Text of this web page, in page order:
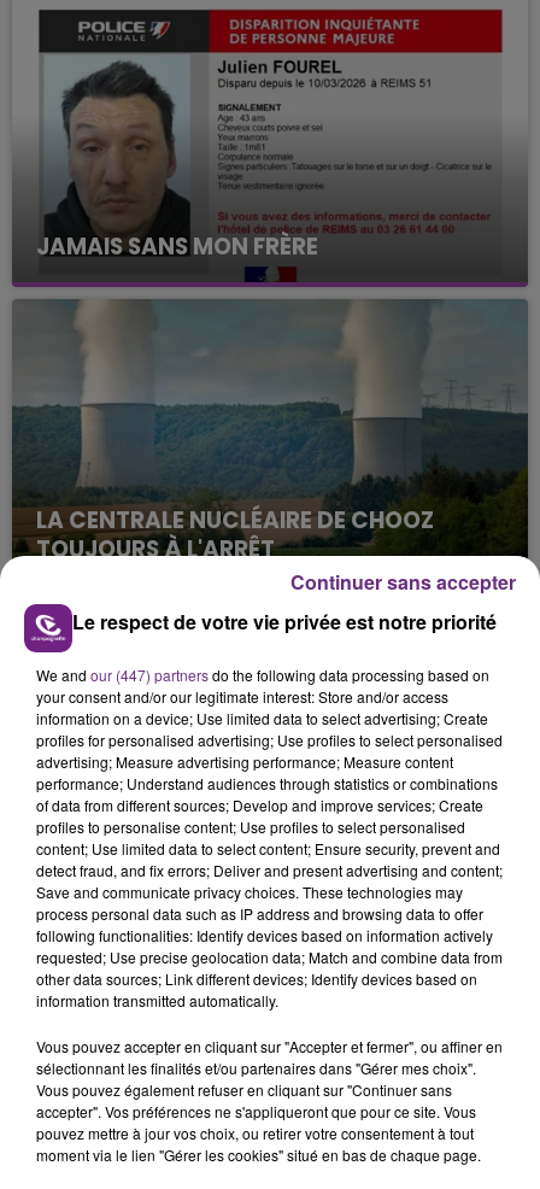
JAMAIS SANS MON FRÈRE
Julien Fourel n'a plus donné signé de vie depuis 5
mois. Sa sœur poursuit ses recherches pour le
retrouver.
LA CENTRALE NUCLÉAIRE DE CHOOZ
TOUJOURS À L'ARRÊT
Cela fait déjà une semaine que la centrale
nucléaire ardennaise est à l'arrêt. Une situation
justifiée par la sécheresse intense qui est toujours
présente.
TITRES DIFFUSÉS
14h22
14h22
MYLES SMITH & NIALL HORAN
Drive Safe
14h19
14h19
FRERO DELAVEGA
14h16
14h16 14h13
14h13
Le respect de votre vie privée est notre priorité
We and our (447) partnersdo the following data processing based on
your consent and/or our legitimate interest: Store and/or access
information on a device; Use limited data to select advertising; Create
profiles for personalised advertising; Use profiles to select personalised
advertising; Measure advertising performance; Measure content
performance; Understand audiences through statistics or combinations
of data from different sources; Develop and improve services; Create
profiles to personalise content; Use profiles to select personalised
content; Use limited data to select content; Ensure security, prevent and
detect fraud, and fix errors; Deliver and present advertising and content;
Save and communicate privacy choices. These technologies may
process personal data such as IP address and browsing data to offer
following functionalities: Identify devices based on information actively
requested; Use precise geolocation data; Match and combine data from
other data sources; Link different devices; Identify devices based on
information transmitted automatically.
Vous pouvez accepter en cliquant sur "Accepter et fermer", ou affiner en
sélectionnant les finalités et/ou partenaires dans "Gérer mes choix".
Vous pouvez également refuser en cliquant sur "Continuer sans
accepter". Vos préférences ne s'appliqueront que pour ce site. Vous
pouvez mettre à jour vos choix, ou retirer votre consentement à tout
moment via le lien "Gérer les cookies" situé en bas de chaque page.
Continuer sans accepter